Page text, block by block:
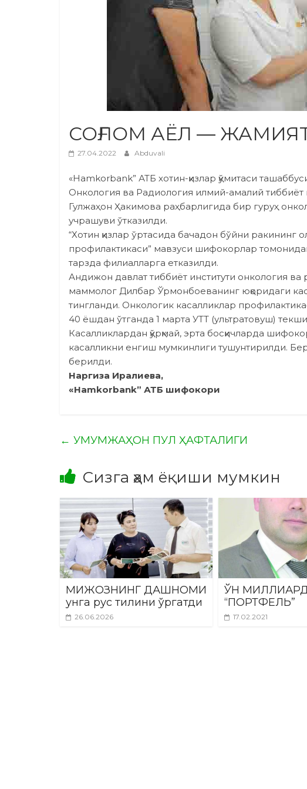
СОҒЛОМ АЁЛ —
27.04.2022 Abduvali
«Hamkorbank” АТБ хотин-қизлар қўмитаси
Онкология ва Радиология илмий-амалий
Гулжаҳон Ҳакимова раҳбарлигида бир гуруҳ
учрашуви ўтказилди.
“Хотин қизлар ўртасида бачадон бўйни ракининг
профилактикаси” мавзуси шифокорлар
тарзда филиалларга етказилди.
Андижон давлат тиббиёт институти онкология
маммолог Дилбар Ўрмонбоеванинг юқоридаги
тингланди. Онкологик касалликлар
40 ёшдан ўтганда 1 марта УТТ (ультратовуш)
Касалликлардан қўрқмай, эрта босқичларда
касалликни енгиш мумкинлиги тушунтирилди.
берилди.
Наргиза Иралиева,
«Hamkorbank” АТБ шифокори
← УМУМЖАҲОН ПУЛ ҲАФТАЛИГИ
Сизга ҳам ёқиши мумкин
МИЖОЗНИНГ ДАШНОМИ
унга рус тилини ўргатди
26.06.2026
ЎН
“ПОРТФЕЛЬ”
17.02.2021